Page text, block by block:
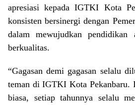
apresiasi kepada IGTKI Kota
konsisten bersinergi dengan
dalam mewujudkan
berkualitas.
“Gagasan demi gagasan selalu
teman di IGTKI Kota Pekanbaru.
biasa, setiap tahunnya selalu